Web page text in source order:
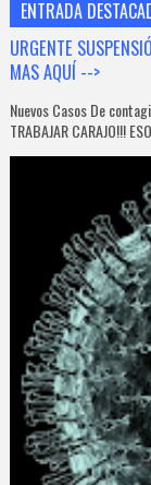
ENTRADA
URGENTE
MAS AQUÍ -->
Nuevos Casos De
TRABAJAR CARAJO!!!